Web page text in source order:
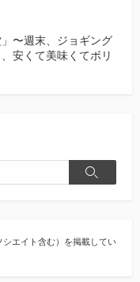
〜週末、ジョギング
安くて美味くてボリ
検
エイト含む）を掲載してい